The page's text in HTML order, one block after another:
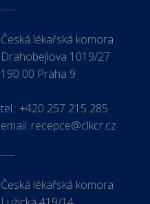
Česká lékařská komora
Drahobejlova 1019/27
190 00 Praha 9
tel.: +420 257 215 285
email: recepce@clkcr.cz
Česká lékařská komora